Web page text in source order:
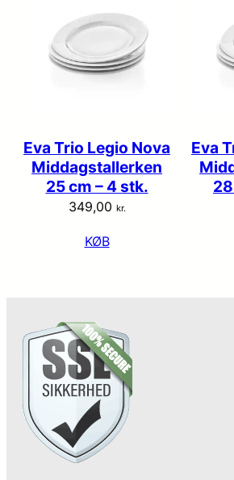
Eva Trio Legio Nova
Middagstallerken
25 cm – 4 stk.
349,00 kr.
KØB
Eva